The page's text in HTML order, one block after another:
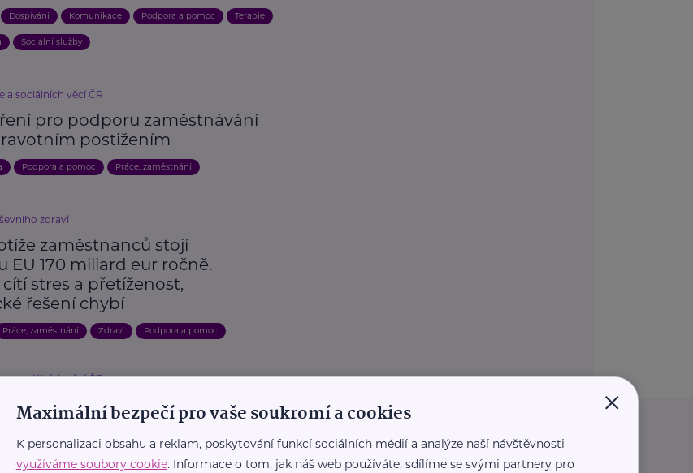
Dospívání Komunikace Podpora a pomoc Terapie
Sociální služby
a sociálních věcí ČR
pro podporu zaměstnávání
postižením
Podpora a pomoc Práce, zaměstnání
zdraví
zaměstnanců stojí
EU 170 miliard eur ročně.
stres a přetíženost,
řešení chybí
Práce, zaměstnání Zdraví Podpora a pomoc
a sociálních věcí ČR
zaměstnanosti osob se
postižením a postih nelegální
zákona o zaměstnanosti
opatření
×
Maximální bezpečí pro vaše soukromí a cookies
K personalizaci obsahu a reklam, poskytování funkcí sociálních médií a analýze naší návštěvnosti
využíváme soubory cookie. Informace o tom, jak náš web používáte, sdílíme se svými partnery pro